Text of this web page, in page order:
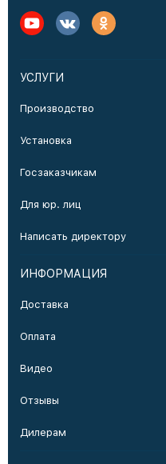
УСЛУГИ
Производство
Установка
Госзаказчикам
Для юр. лиц
Написать директору
ИНФОРМАЦИЯ
Доставка
Оплата
Видео
Отзывы
Дилерам